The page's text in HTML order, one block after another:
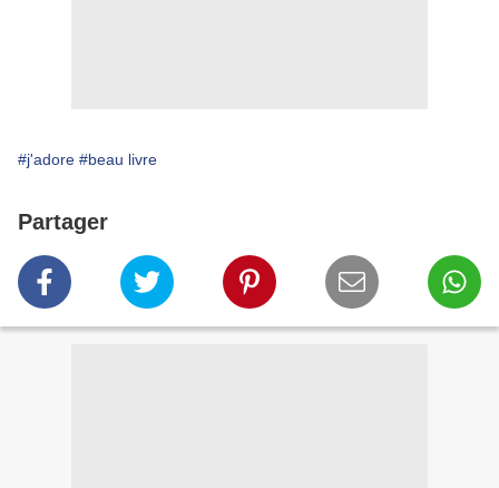
#j'adore #beau livre
Partager